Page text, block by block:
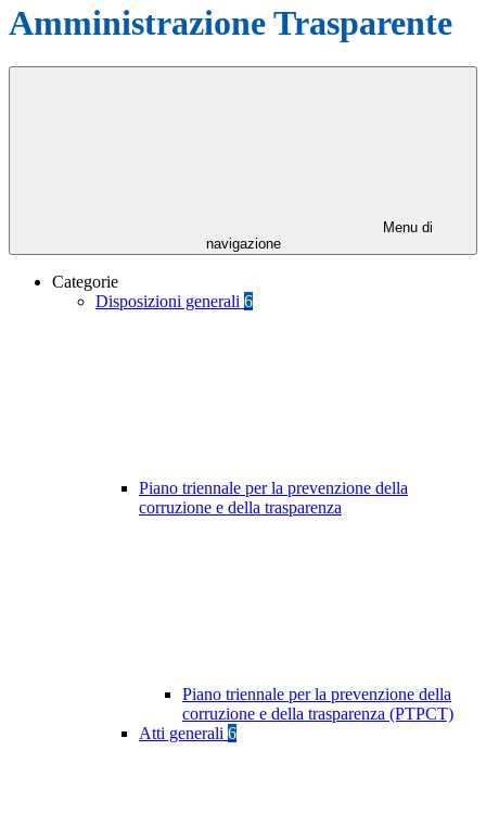
Amministrazione Trasparente
Menu di
navigazione
Categorie
Disposizioni generali 6
Piano triennale per la prevenzione della
corruzione e della trasparenza
Piano triennale per la prevenzione della
corruzione e della trasparenza (PTPCT)
Atti generali 6